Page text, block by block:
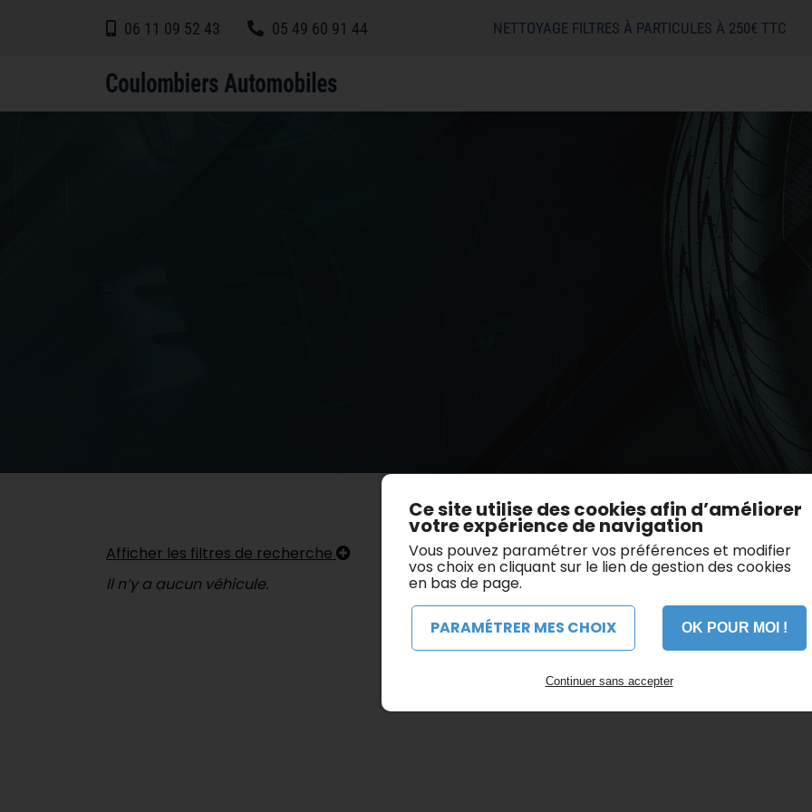
06 11 09 52 43 05 49 60 91 44 NETTOYAGE FILTRES À PARTICULES À 250€ TTC
Citroën
Afficher les filtres de recherche
Il n’y a aucun véhicule.
Ce site utilise des cookies afin d’améliorer
votre expérience de navigation
Vous pouvez paramétrer vos préférences et modifier
vos choix en cliquant sur le lien de gestion des cookies
en bas de page.
PARAMÉTRER MES CHOIX OK POUR MOI !
Continuer sans accepter